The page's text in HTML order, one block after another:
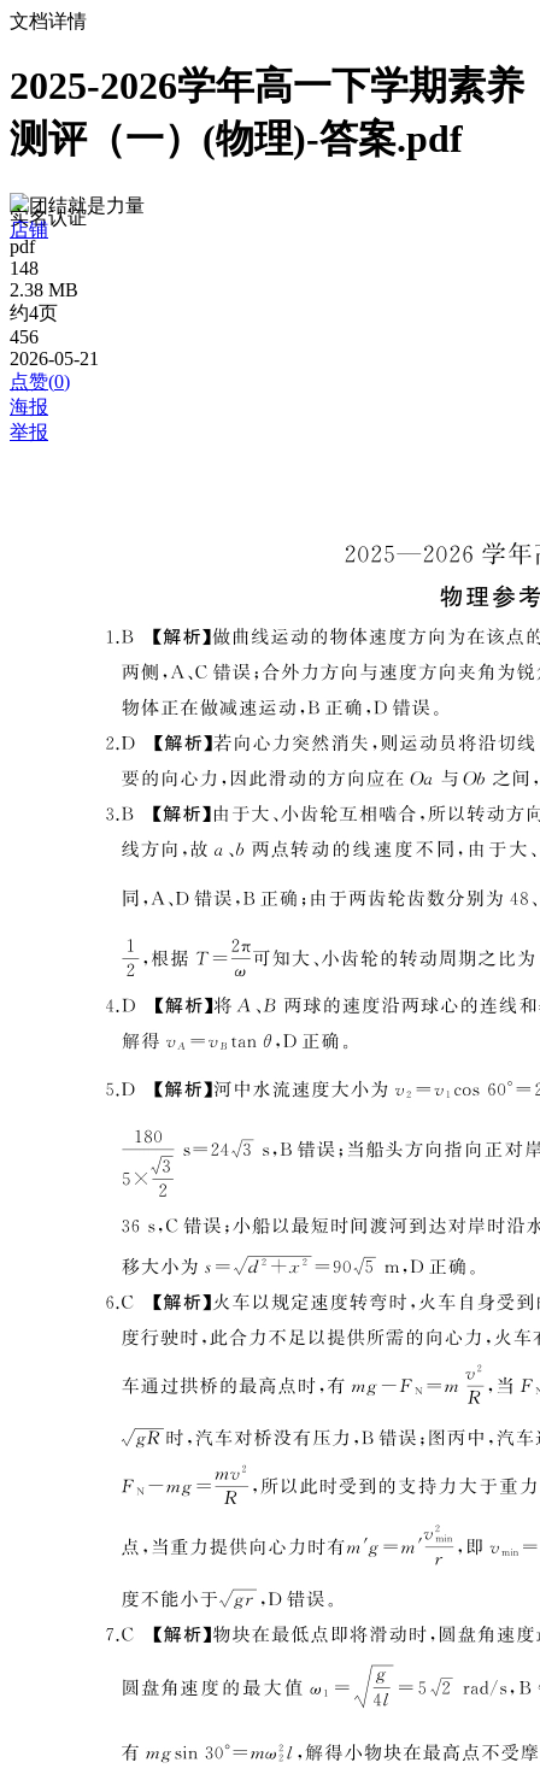
文档详情
2025-2026学年高一下学期素养
测评（一）(物理)-答案.pdf
团结就是力量
实名认证
店铺
pdf
148
2.38 MB
约4页
456
2026-05-21
点赞(0)
海报
举报